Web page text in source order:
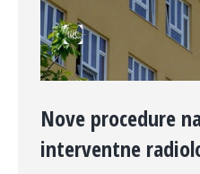
Nove procedure
interventne